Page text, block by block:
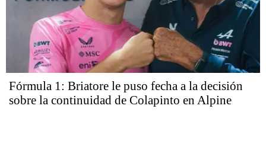
Fórmula 1: Briatore le puso fecha a la decisión
sobre la continuidad de Colapinto en Alpine